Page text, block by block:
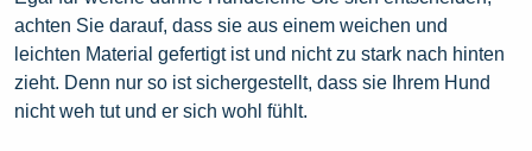
achten Sie darauf, dass sie aus einem weichen und
leichten Material gefertigt ist und nicht zu stark nach hinten
zieht. Denn nur so ist sichergestellt, dass sie Ihrem Hund
nicht weh tut und er sich wohl fühlt.